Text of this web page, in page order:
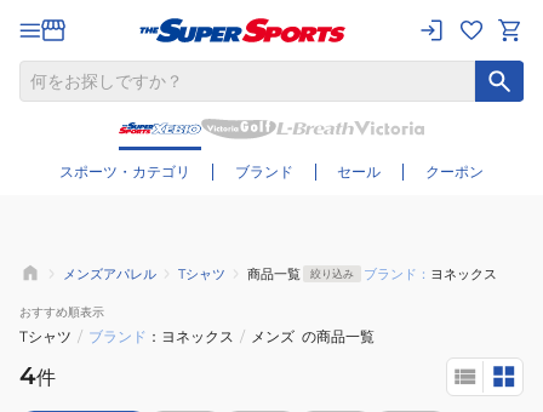
スポーツ・カテゴリ ブランド セール クーポン
さらに絞り込む
メンズアパレル Tシャツ 商品一覧 絞り込み ブランド： ヨネックス
おすすめ順表示
Tシャツ / ブランド ヨネックス / メンズ の商品一覧
4件